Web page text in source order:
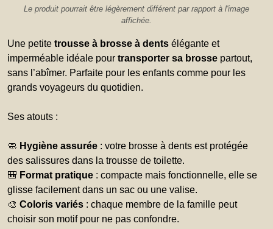
Le produit pourrait être légèrement différent par rapport à l'image
affichée.
Une petite trousse à brosse à dents élégante et
imperméable idéale pour transporter sa brosse partout,
sans l’abîmer. Parfaite pour les enfants comme pour les
grands voyageurs du quotidien.
Ses atouts :
🧼 Hygiène assurée : votre brosse à dents est protégée
des salissures dans la trousse de toilette.
🎒 Format pratique : compacte mais fonctionnelle, elle se
glisse facilement dans un sac ou une valise.
🎨 Coloris variés : chaque membre de la famille peut
choisir son motif pour ne pas confondre.